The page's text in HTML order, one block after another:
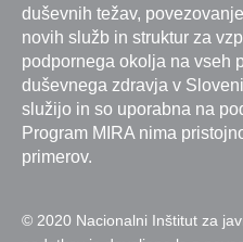
duševnih težav,
novih služb in struktur za
podpornega okolja na vseh
duševnega zdravja v
služijo in so uporabna na
Program MIRA nima
primerov.
© 2020 Nacionalni Inštitut za